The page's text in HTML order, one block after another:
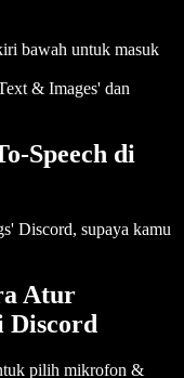
bawah untuk masuk
& Images' dan
Speech di
Discord, supaya kamu
Atur
Discord
pilih mikrofon &